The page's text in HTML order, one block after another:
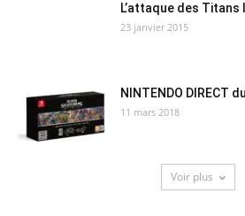
L’attaque des Titans
23 janvier 2015
NINTENDO DIRECT
11 mars 2018
Voir plus